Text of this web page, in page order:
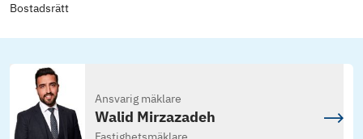
Bostadsrätt
Ansvarig mäklare
Walid Mirzazadeh